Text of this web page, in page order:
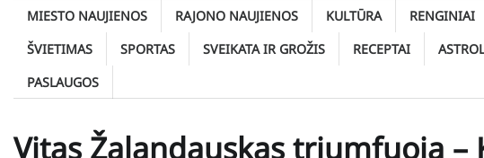
MIESTO NAUJIENOS RAJONO NAUJIENOS KULTŪRA RENGINIAI
ŠVIETIMAS
SPORTAS SVEIKATA IR GROŽIS RECEPTAI
PASLAUGOS
Vitas Žalandauskas triumfuoja –